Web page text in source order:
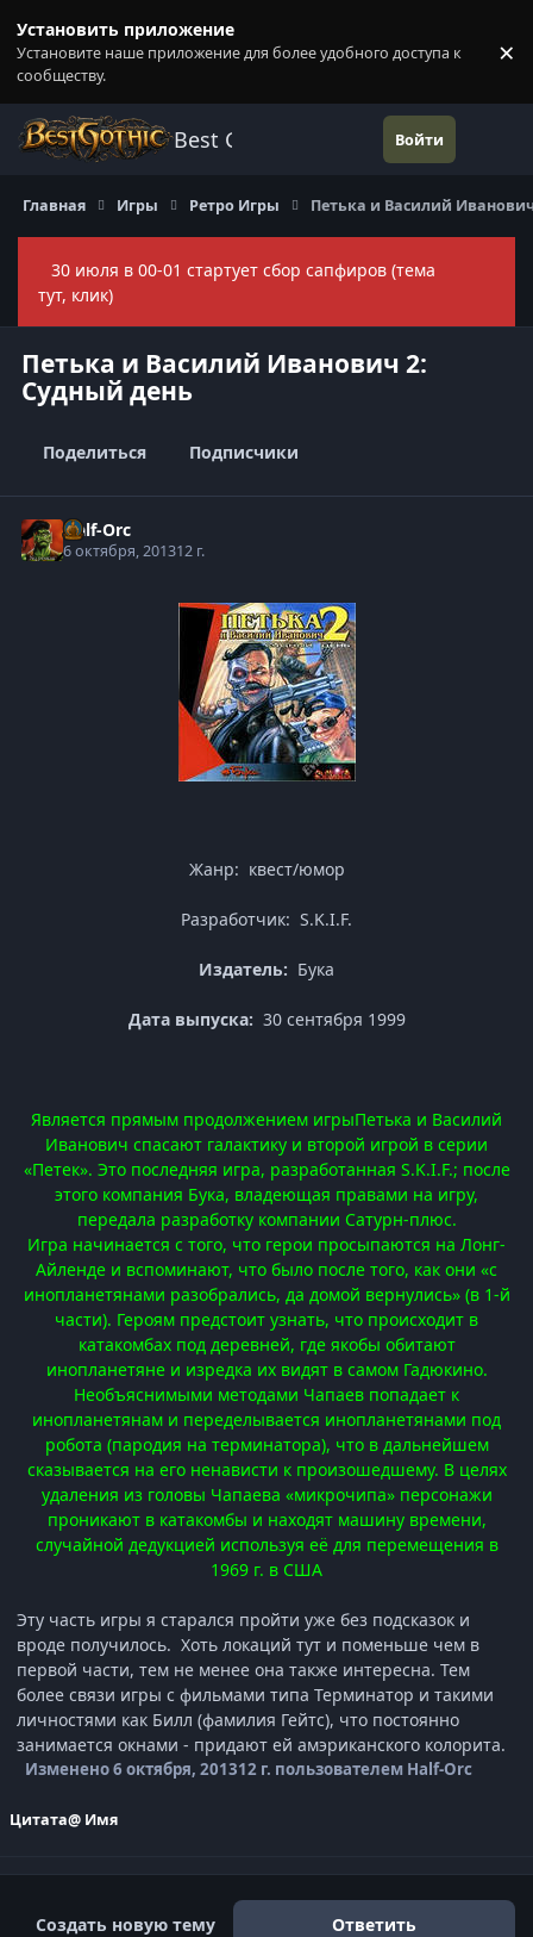
Установить приложение
Установите наше приложение для более удобного доступа к
сообществу.
×
Best Gothic Forums Войти
Главная Игры Ретро Игры Петька и Василий
30 июля в 00-01 стартует сбор сапфиров (тема
тут, клик)
Петька и Василий Иванович 2:
Судный день
Поделиться Подписчики
Half-Orc
6 октября, 201312 г.
Жанр: квест/юмор
Разработчик: S.K.I.F.
Издатель: Бука
Дата выпуска: 30 сентября 1999
Является прямым продолжением игрыПетька и Василий
Иванович спасают галактику и второй игрой в серии
«Петек». Это последняя игра, разработанная S.K.I.F.; после
этого компания Бука, владеющая правами на игру,
передала разработку компании Сатурн-плюс.
Игра начинается с того, что герои просыпаются на Лонг-
Айленде и вспоминают, что было после того, как они «с
инопланетянами разобрались, да домой вернулись» (в 1-й
части). Героям предстоит узнать, что происходит в
катакомбах под деревней, где якобы обитают
инопланетяне и изредка их видят в самом Гадюкино.
Необъяснимыми методами Чапаев попадает к
инопланетянам и переделывается инопланетянами под
робота (пародия на терминатора), что в дальнейшем
сказывается на его ненависти к произошедшему. В целях
удаления из головы Чапаева «микрочипа» персонажи
проникают в катакомбы и находят машину времени,
случайной дедукцией используя её для перемещения в
1969 г. в США
Эту часть игры я старался пройти уже без подсказок и
вроде получилось. Хоть локаций тут и поменьше чем в
первой части, тем не менее она также интересна. Тем
более связи игры с фильмами типа Терминатор и такими
личностями как Билл (фамилия Гейтс), что постоянно
занимается окнами - придают ей амэриканского колорита.
Изменено6 октября, 201312 г. пользователем Half-Orc
Цитата@ Имя
Создать новую тему Ответить